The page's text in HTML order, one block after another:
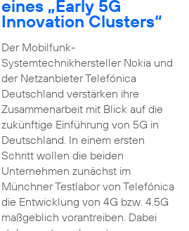
eines „Early 5G
Innovation Clusters“
Der Mobilfunk-
Systemtechnikhersteller Nokia und
der Netzanbieter Telefónica
Deutschland verstärken ihre
Zusammenarbeit mit Blick auf die
zukünftige Einführung von 5G in
Deutschland. In einem ersten
Schritt wollen die beiden
Unternehmen zunächst im
Münchner Testlabor von Telefónica
die Entwicklung von 4G bzw. 4.5G
maßgeblich vorantreiben. Dabei